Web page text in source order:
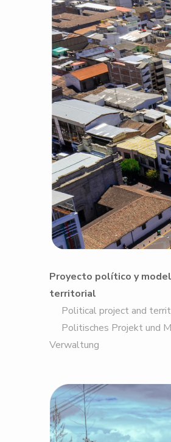
Proyecto político y
territorial
Political project and
Politisches Projekt und
Verwaltung